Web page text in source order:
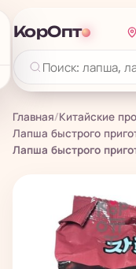
КорОпт
Главная/Китайские
Лапша быстрого
Лапша быстрого